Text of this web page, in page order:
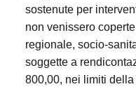
sostenute per
non venissero
regionale, socio-
soggette a
800,00, nei limiti